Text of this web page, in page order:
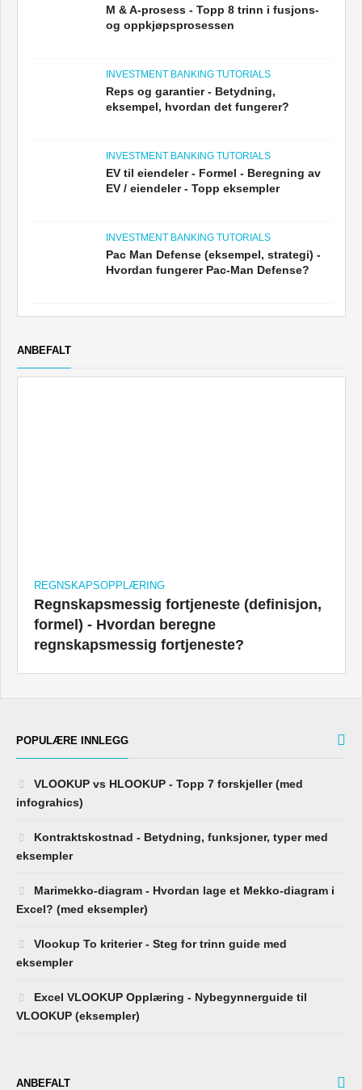
M & A-prosess - Topp 8 trinn i fusjons-
og oppkjøpsprosessen
INVESTMENT BANKING TUTORIALS
Reps og garantier - Betydning,
eksempel, hvordan det fungerer?
INVESTMENT BANKING TUTORIALS
EV til eiendeler - Formel - Beregning av
EV / eiendeler - Topp eksempler
INVESTMENT BANKING TUTORIALS
Pac Man Defense (eksempel, strategi) -
Hvordan fungerer Pac-Man Defense?
ANBEFALT
REGNSKAPSOPPLÆRING
Regnskapsmessig fortjeneste (definisjon,
formel) - Hvordan beregne
regnskapsmessig fortjeneste?
POPULÆRE INNLEGG
VLOOKUP vs HLOOKUP - Topp 7 forskjeller (med
infograhics)
Kontraktskostnad - Betydning, funksjoner, typer med
eksempler
Marimekko-diagram - Hvordan lage et Mekko-diagram i
Excel? (med eksempler)
Vlookup To kriterier - Steg for trinn guide med
eksempler
Excel VLOOKUP Opplæring - Nybegynnerguide til
VLOOKUP (eksempler)
ANBEFALT